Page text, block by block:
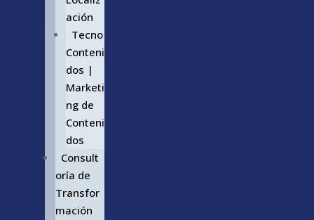
ación
Tecno
Conteni
dos |
Marketi
ng de
Conteni
dos
Consult
oría de
Transfor
mación